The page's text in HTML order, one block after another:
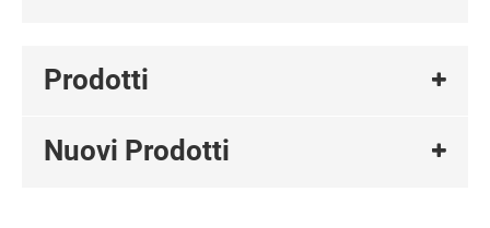
Prodotti
Nuovi Prodotti